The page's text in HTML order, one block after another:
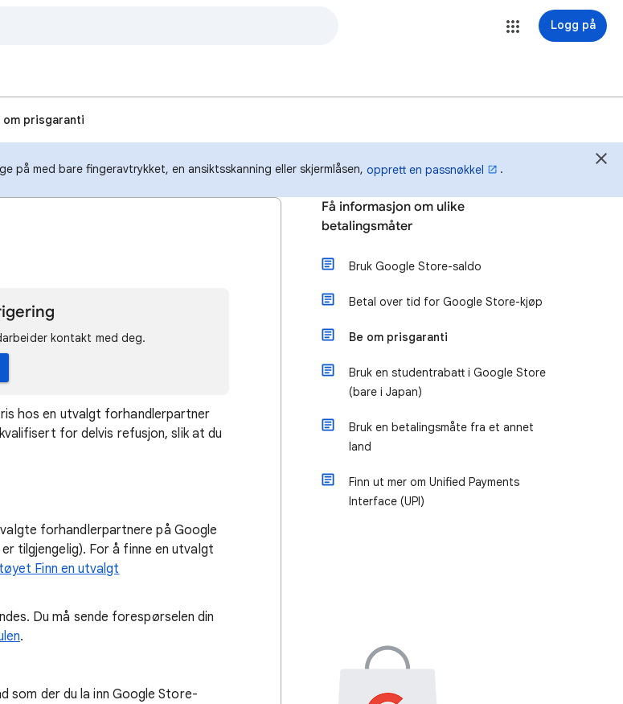
Logg på
om prisgaranti
på med bare fingeravtrykket, en ansiktsskanning eller skjermlåsen, opprett en passnøkkel .
kontakt med deg.
hos en utvalgt forhandlerpartner
for delvis refusjon, slik at du
forhandlerpartnere på Google
tilgjengelig). For å finne en utvalgt
Finn en utvalgt
Du må sende forespørselen din
.
som der du la inn Google Store-
Få informasjon om ulike
betalingsmåter
Bruk Google Store-saldo
Betal over tid for Google Store-kjøp
Be om prisgaranti
Bruk en studentrabatt i Google Store
(bare i Japan)
Bruk en betalingsmåte fra et annet
land
Finn ut mer om Unified Payments
Interface (UPI)